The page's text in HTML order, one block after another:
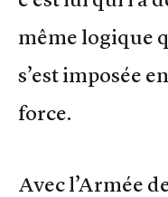
même logique
s’est imposée
force.
Avec l’Armée